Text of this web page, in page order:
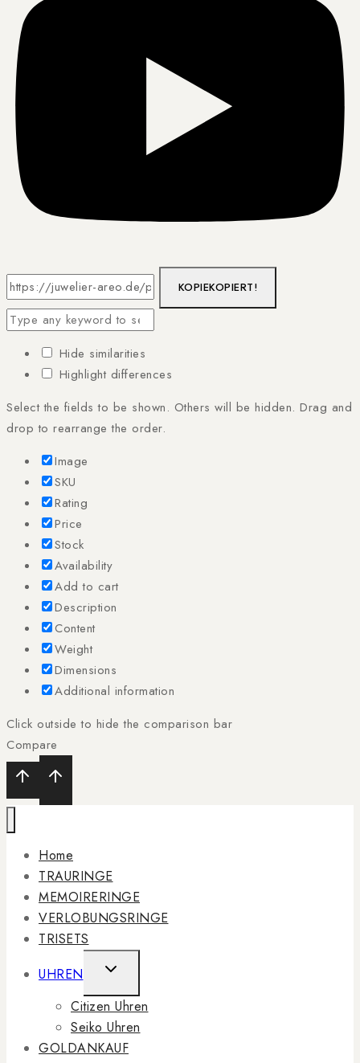
KOPIEKOPIERT!
Hide similarities
Highlight differences
Select the fields to be shown. Others will be hidden. Drag and
drop to rearrange the order.
Image
SKU
Rating
Price
Stock
Availability
Add to cart
Description
Content
Weight
Dimensions
Additional information
Click outside to hide the comparison bar
Compare
Home
TRAURINGE
MEMOIRERINGE
VERLOBUNGSRINGE
TRISETS
UHREN
TOGGLE
CHILD
MENU
Citizen Uhren
Seiko Uhren
GOLDANKAUF